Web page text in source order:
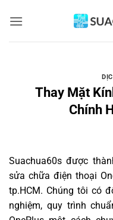
qua
Thay Mặt
Chính
Suachua60s được
sửa chữa điện thoại
tp.HCM. Chúng tôi có
nghiệm, quy trình